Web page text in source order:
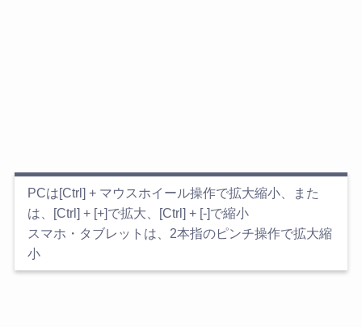
PCは[Ctrl] + マウスホイール操作で拡大縮小、また
は、[Ctrl] + [+]で拡大、[Ctrl] + [-]で縮小
スマホ・タブレットは、2本指のピンチ操作で拡大縮
小